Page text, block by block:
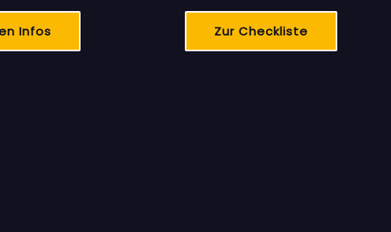
Infos Zur Checkliste